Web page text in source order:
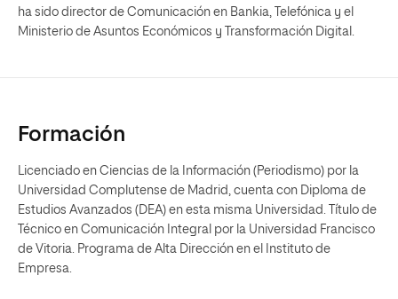
ha sido director de Comunicación en Bankia, Telefónica y el
Ministerio de Asuntos Económicos y Transformación Digital.
Formación
Licenciado en Ciencias de la Información (Periodismo) por la
Universidad Complutense de Madrid, cuenta con Diploma de
Estudios Avanzados (DEA) en esta misma Universidad. Título de
Técnico en Comunicación Integral por la Universidad Francisco
de Vitoria. Programa de Alta Dirección en el Instituto de
Empresa.